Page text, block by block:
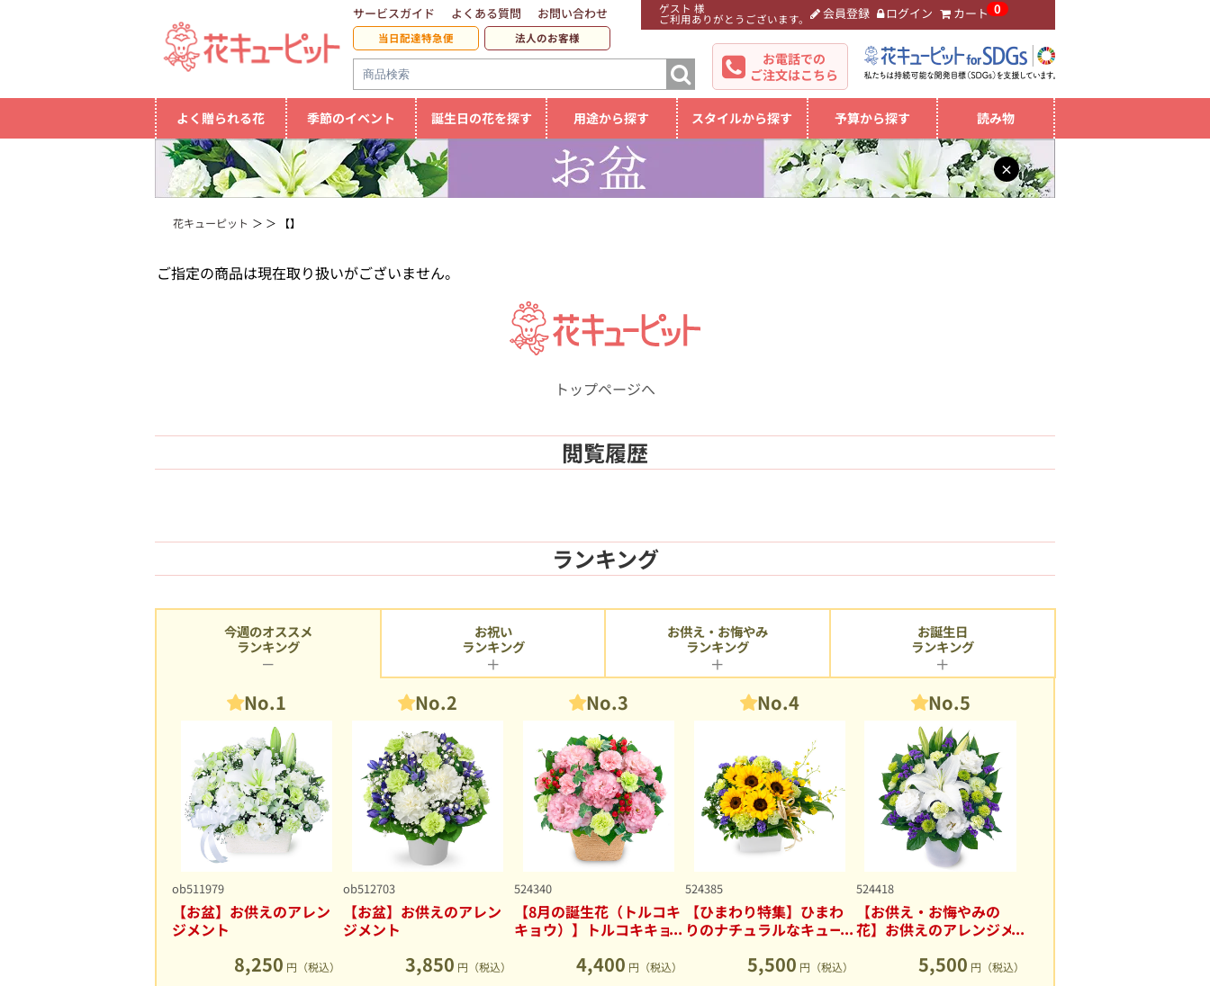
ゲスト 様
ご利用ありがとうございます。 会員登録 ログイン カート 0
サービスガイド よくある質問 お問い合わせ
当日配達特急便 法人のお客様
お電話での
ご注文はこちら
よく贈られる花 季節のイベント 誕生日の花を探す 用途から探す スタイルから探す 予算から探す 読み物
×
花キューピット 【】
ご指定の商品は現在取り扱いがございません。
トップページへ
閲覧履歴
ランキング
今週のオススメ
ランキング
No.1
ob511979
【お盆】お供えのアレン
ジメント
8,250 円（税込）
No.2
ob512703
【お盆】お供えのアレン
ジメント
3,850 円（税込）
No.3
524340
【8月の誕生花（トルコキ
キョウ）】トルコキキョ
4,400 円（税込）
No.4
524385
【ひまわり特集】ひまわ
りのナチュラルなキュー
5,500 円（税込）
No.5
524418
【お供え・お悔やみの
花】お供えのアレンジメ
5,500 円（税込）
お祝い
ランキング
お供え・お悔やみ
ランキング
お誕生日
ランキング